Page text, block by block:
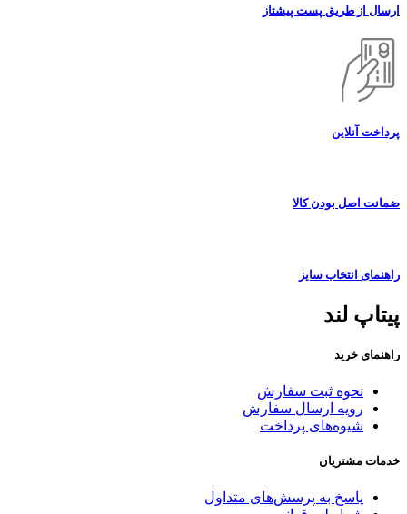
ارسال از طریق پست پیشتاز
پرداخت آنلاین
ضمانت اصل بودن کالا
راهنمای انتخاب سایز
پیتاپ لند
راهنمای خرید
نحوه ثبت سفارش
رویه ارسال سفارش
شیوه‌های پرداخت
خدمات مشتریان
پاسخ به پرسش‌های متداول